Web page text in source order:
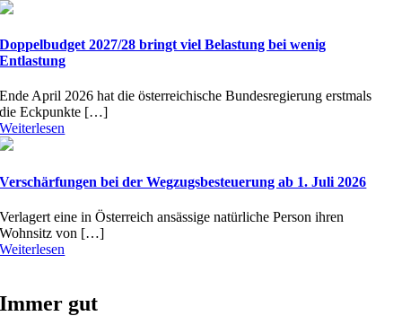
Doppelbudget 2027/28 bringt viel Belastung bei wenig
Entlastung
Ende April 2026 hat die österreichische Bundesregierung erstmals
die Eckpunkte […]
Weiterlesen
Verschärfungen bei der Wegzugsbesteuerung ab 1. Juli 2026
Verlagert eine in Österreich ansässige natürliche Person ihren
Wohnsitz von […]
Weiterlesen
Immer gut